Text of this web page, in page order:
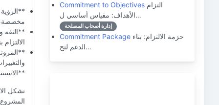
مخصصة،
**الثقة
الالتزام
تشكل
Commitment to Objectives
الأهداف: مقياس أساسي ل…
إدارة أصحاب المصلحة
Commitment Package
الدعم لتح…